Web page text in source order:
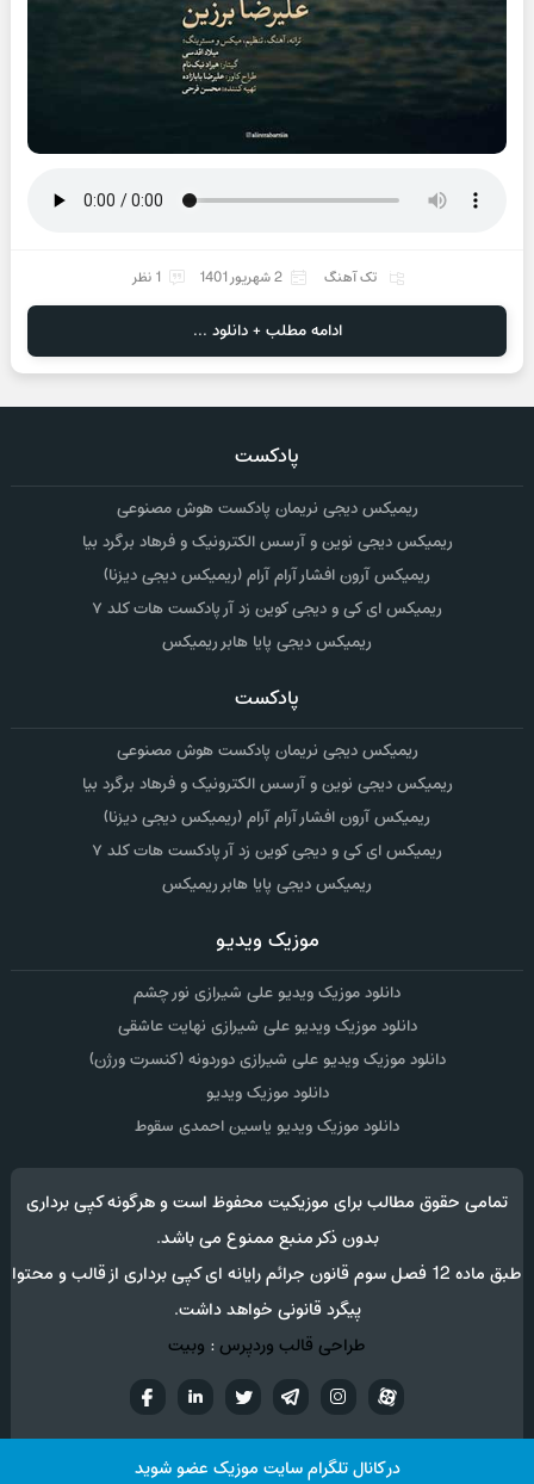
تک آهنگ 2 شهریور 1401 1 نظر
ادامه مطلب + دانلود ...
پادکست
ریمیکس دیجی نریمان پادکست هوش مصنوعی
ریمیکس دیجی نوین و آرسس الکترونیک و فرهاد برگرد بیا
ریمیکس آرون افشار آرام آرام (ریمیکس دیجی دیزنا)
ریمیکس ای کی و دیجی کوین زد آر پادکست هات کلد ۷
ریمیکس دیجی پایا هابر ریمیکس
پادکست
ریمیکس دیجی نریمان پادکست هوش مصنوعی
ریمیکس دیجی نوین و آرسس الکترونیک و فرهاد برگرد بیا
ریمیکس آرون افشار آرام آرام (ریمیکس دیجی دیزنا)
ریمیکس ای کی و دیجی کوین زد آر پادکست هات کلد ۷
ریمیکس دیجی پایا هابر ریمیکس
موزیک ویدیو
دانلود موزیک ویدیو علی شیرازی نور چشم
دانلود موزیک ویدیو علی شیرازی نهایت عاشقی
دانلود موزیک ویدیو علی شیرازی دوردونه (کنسرت ورژن)
دانلود موزیک ویدیو
دانلود موزیک ویدیو یاسین احمدی سقوط
تمامی حقوق مطالب برای موزیکیت محفوظ است و هرگونه کپی برداری
بدون ذکر منبع ممنوع می باشد.
طبق ماده 12 فصل سوم قانون جرائم رایانه ای کپی برداری از قالب و محتوا
پیگرد قانونی خواهد داشت.
طراحی قالب وردپرس: وبیت
تويترتلگراماینستاگرام آپارات
در کانال تلگرام سایت موزیک عضو شوید